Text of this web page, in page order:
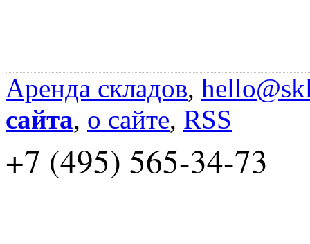
Аренда складов,
сайта, о сайте, RSS
+7 (495) 565-34-73